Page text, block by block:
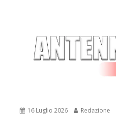
16 Luglio 2026 Redazione